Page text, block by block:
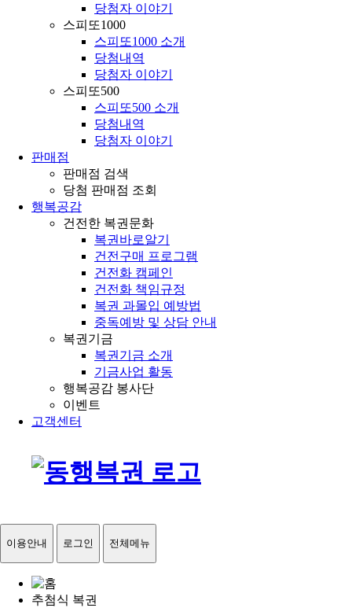
당첨자 이야기
스피또1000
스피또1000 소개
당첨내역
당첨자 이야기
스피또500
스피또500 소개
당첨내역
당첨자 이야기
판매점
판매점 검색
당첨 판매점 조회
행복공감
건전한 복권문화
복권바로알기
건전구매 프로그램
건전화 캠페인
건전화 책임규정
복권 과몰입 예방법
중독예방 및 상담 안내
복권기금
복권기금 소개
기금사업 활동
행복공감 봉사단
이벤트
고객센터
이용안내 로그인 전체메뉴
추첨식 복권